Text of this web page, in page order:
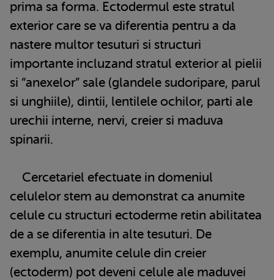
prima sa forma. Ectodermul este stratul
exterior care se va diferentia pentru a da
nastere multor tesuturi si structuri
importante incluzand stratul exterior al pielii
si “anexelor” sale (glandele sudoripare, parul
si unghiile), dintii, lentilele ochilor, parti ale
urechii interne, nervi, creier si maduva
spinarii.
Cercetariel efectuate in domeniul
celulelor stem au demonstrat ca anumite
celule cu structuri ectoderme retin abilitatea
de a se diferentia in alte tesuturi. De
exemplu, anumite celule din creier
(ectoderm) pot deveni celule ale maduvei